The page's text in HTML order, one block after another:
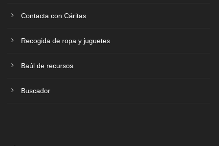
Contacta con Cáritas
Recogida de ropa y juguetes
Baúl de recursos
Buscador